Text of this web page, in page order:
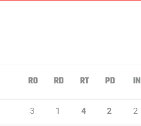
RO RD RT PD IN
3 1 4 2 2